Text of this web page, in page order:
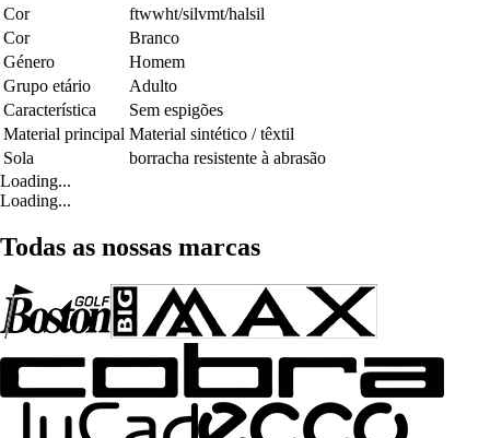
Cor
ftwwht/silvmt/halsil
Cor
Branco
Género
Homem
Grupo etário
Adulto
Característica
Sem espigões
Material principal Material sintético / têxtil
Sola
borracha resistente à abrasão
Loading...
Loading...
Todas as nossas marcas